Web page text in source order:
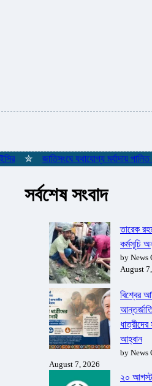
✮ জাতিসংঘে যথাযোগ্য মর্যাদায় পালিত
সর্বশেষ সংবাদ
তারেক
কর্মসূচি
by News
August
বিশ্বের
আহ্বান
by News
August 7, 2026
২০ আগস্ট